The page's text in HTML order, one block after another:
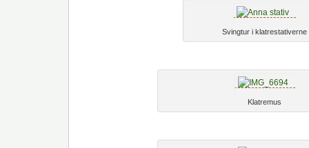
Svingtur i klatrestativerne
Klatremus